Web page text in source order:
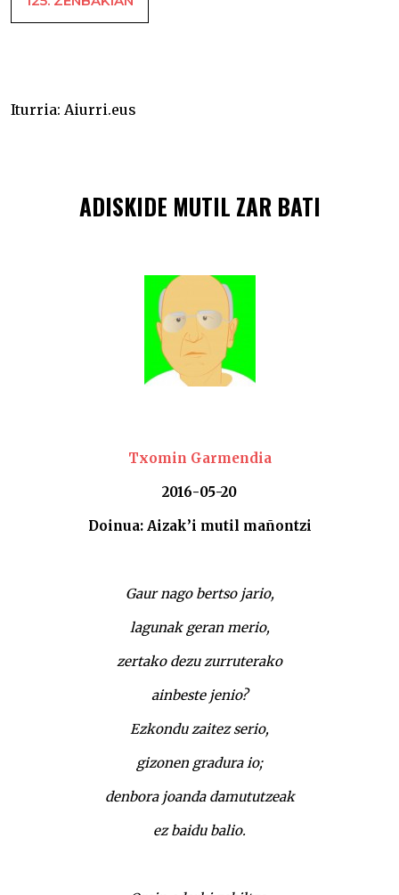
Iturria: Aiurri.eus
ADISKIDE MUTIL ZAR BATI
Txomin Garmendia
2016-05-20
Doinua: Aizak’i mutil mañontzi
Gaur nago bertso jario,
lagunak geran merio,
zertako dezu zurruterako
ainbeste jenio?
Ezkondu zaitez serio,
gizonen gradura io;
denbora joanda damututzeak
ez baidu balio.